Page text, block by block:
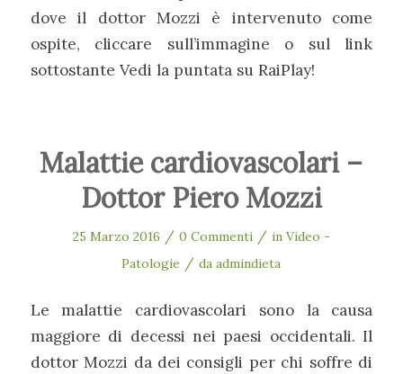
dove il dottor Mozzi è intervenuto come
ospite, cliccare sull’immagine o sul link
sottostante Vedi la puntata su RaiPlay!
Malattie cardiovascolari –
Dottor Piero Mozzi
25 Marzo 2016 / 0 Commenti / in Video -
Patologie / daadmindieta
Le malattie cardiovascolari sono la causa
maggiore di decessi nei paesi occidentali. Il
dottor Mozzi da dei consigli per chi soffre di